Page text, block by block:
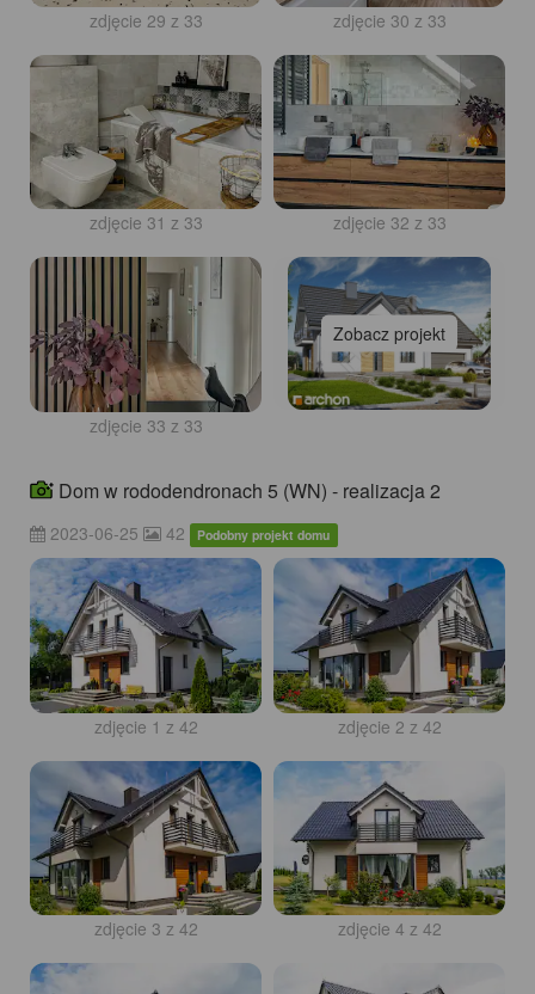
zdjęcie 29 z 33 zdjęcie 30 z 33
zdjęcie 31 z 33 zdjęcie 32 z 33
zdjęcie 33 z 33
Zobacz projekt
Dom w rododendronach 5 (WN) - realizacja 2
2023-06-25 42 Podobny projekt domu
zdjęcie 1 z 42 zdjęcie 2 z 42
zdjęcie 3 z 42 zdjęcie 4 z 42